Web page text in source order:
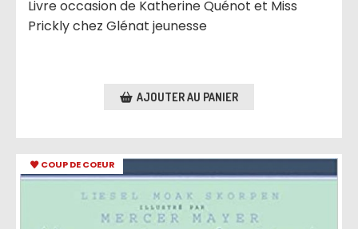
Livre occasion de Katherine Quénot et Miss
Prickly chez Glénat jeunesse
AJOUTER AU PANIER
COUP DE COEUR